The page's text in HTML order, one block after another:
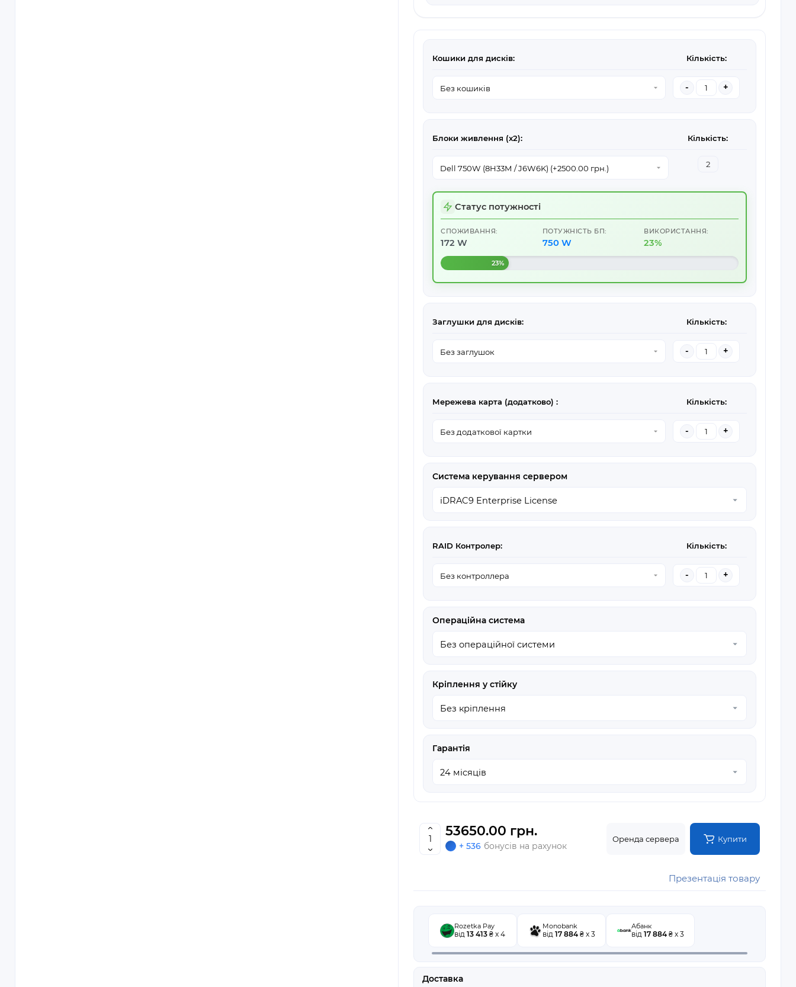
Кошики для дисків: Кількість:
- +
Блоки живлення (х2): Кількість:
Статус потужності
СПОЖИВАННЯ:
172 W
ПОТУЖНІСТЬ БП:
750 W
ВИКОРИСТАННЯ:
23%
23%
Заглушки для дисків: Кількість:
- +
Мережева карта (додатково) : Кількість:
- +
Система керування сервером
RAID Контролер: Кількість:
- +
Операційна система
Кріплення у стійку
Гарантія
53650.00 грн.
+ 536 бонусів на рахунок
Оренда сервера Купити
Презентація товару
Rozetka Pay
від 13 413 ₴ x 4
Monobank
від 17 884₴ x 3
Абанк
від 17 884₴ x 3
Доставка